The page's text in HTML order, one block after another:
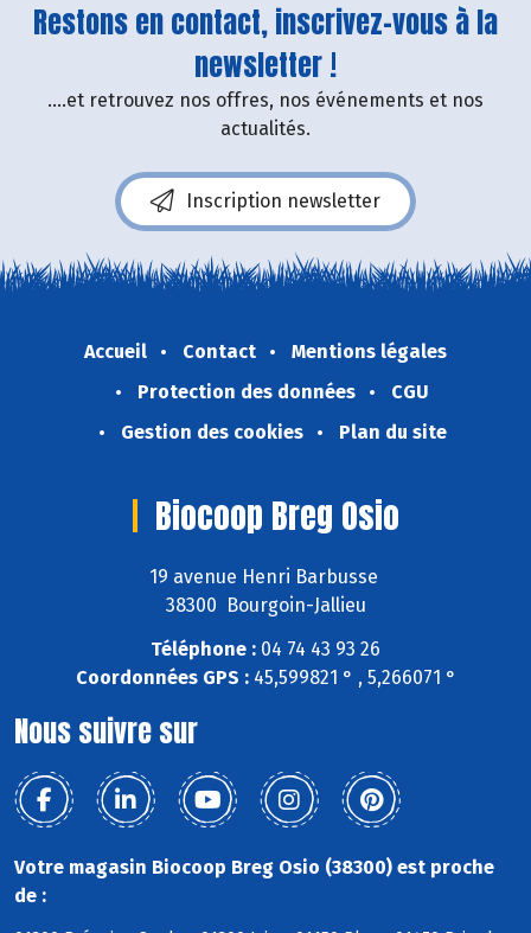
Restons en contact, inscrivez-vous à la
newsletter !
....et retrouvez nos offres, nos événements et nos
actualités.
Inscription newsletter
Accueil Contact
Mentions légales
Protection des données
CGU
Gestion des cookies
Plan du site
Biocoop Breg Osio
19 avenue Henri Barbusse
38300 Bourgoin-Jallieu
Téléphone : 04 74 43 93 26
Coordonnées GPS :45,599821 ° , 5,266071 °
Nous suivre sur
Votre magasin Biocoop Breg Osio (38300) est proche
de :